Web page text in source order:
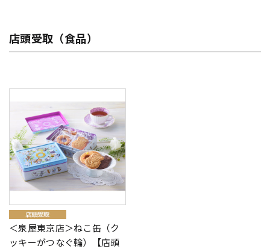
店頭受取（食品）
＜泉屋東京店＞ねこ缶（ク
ッキーがつなぐ輪）【店頭